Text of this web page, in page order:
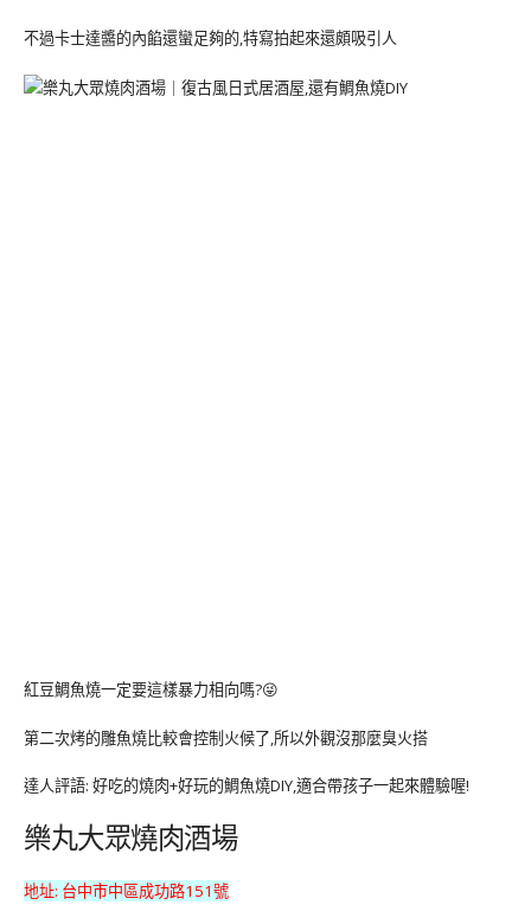
不過卡士達醬的內餡還蠻足夠的,特寫拍起來還頗吸引人
紅豆鯛魚燒一定要這樣暴力相向嗎?😜
第二次烤的雕魚燒比較會控制火候了,所以外觀沒那麼臭火搭
達人評語: 好吃的燒肉+好玩的鯛魚燒DIY,適合帶孩子一起來體驗喔!
樂丸大眾燒肉酒場
地址: 台中市中區成功路151號